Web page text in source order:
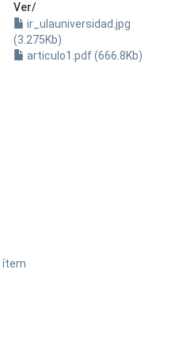
Ver/
ir_ulauniversidad.jpg
(3.275Kb)
articulo1.pdf (666.8Kb)
ítem